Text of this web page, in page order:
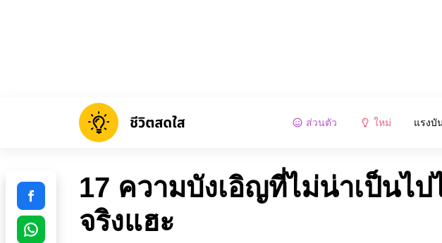
ส่วนตัว ใหม่ แรงบั
17 ความบังเอิญที่ไม่น่าเป็นไ
จริงแฮะ